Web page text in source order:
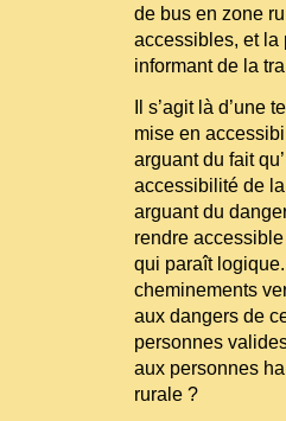
de bus en zone
accessibles, et la
informant de la
Il s’agit là d’une
mise en
arguant du fait
accessibilité de
arguant du
rendre
qui paraît
cheminements
aux dangers de
personnes
aux personnes
rurale ?